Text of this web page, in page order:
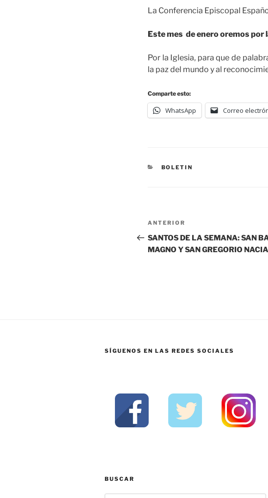
La Conferencia Episcopal
Este mes de enero oremos por
Por la Iglesia, para que de
la paz del mundo y al
Comparte esto:
WhatsApp Correo
BOLETIN
ANTERIOR
SANTOS DE LA SEMANA: SAN
MAGNO Y SAN GREGORIO
SÍGUENOS EN LAS REDES SOCIALES
BUSCAR